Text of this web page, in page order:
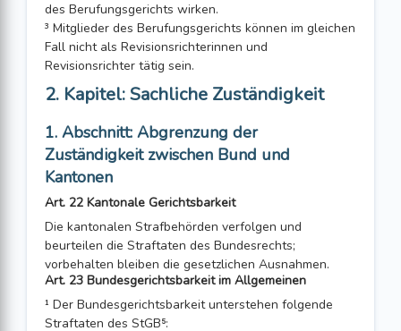
des Berufungsgerichts wirken.
³ Mitglieder des Berufungsgerichts können im gleichen
Fall nicht als Revisionsrichterinnen und
Revisionsrichter tätig sein.
2. Kapitel: Sachliche Zuständigkeit
1. Abschnitt: Abgrenzung der
Zuständigkeit zwischen Bund und
Kantonen
Art. 22 Kantonale Gerichtsbarkeit
Die kantonalen Strafbehörden verfolgen und
beurteilen die Straftaten des Bundesrechts;
vorbehalten bleiben die gesetzlichen Ausnahmen.
Art. 23 Bundesgerichtsbarkeit im Allgemeinen
¹ Der Bundesgerichtsbarkeit unterstehen folgende
Straftaten des StGB⁵: